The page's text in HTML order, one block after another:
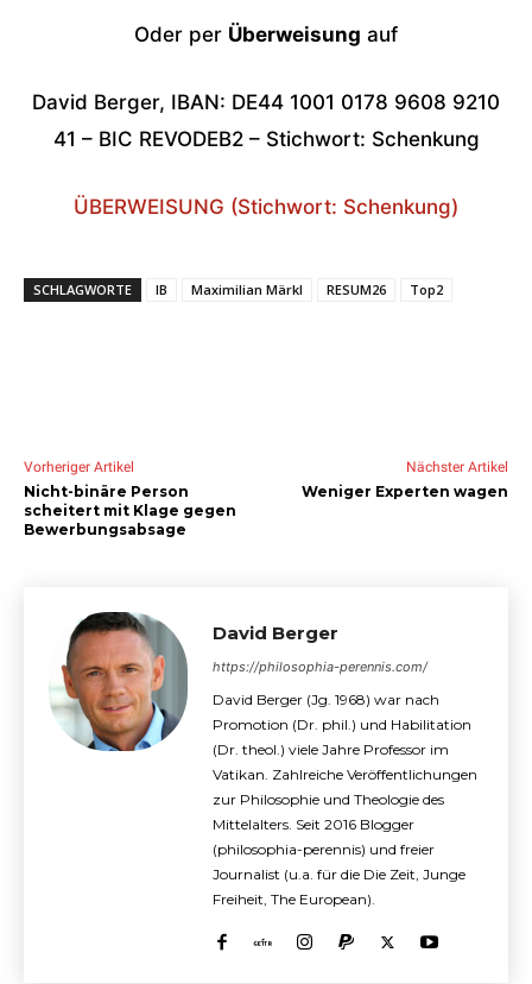
Oder per Überweisung auf
David Berger, IBAN: DE44 1001 0178 9608 9210
41 – BIC REVODEB2 – Stichwort: Schenkung
ÜBERWEISUNG (Stichwort: Schenkung)
SCHLAGWORTE IB Maximilian Märkl RESUM26 Top2
Vorheriger Artikel
Nicht-binäre Person
scheitert mit Klage gegen
Bewerbungsabsage
Nächster Artikel
Weniger Experten wagen
David Berger
https://philosophia-perennis.com/
David Berger (Jg. 1968) war nach
Promotion (Dr. phil.) und Habilitation
(Dr. theol.) viele Jahre Professor im
Vatikan. Zahlreiche Veröffentlichungen
zur Philosophie und Theologie des
Mittelalters. Seit 2016 Blogger
(philosophia-perennis) und freier
Journalist (u.a. für die Die Zeit, Junge
Freiheit, The European).